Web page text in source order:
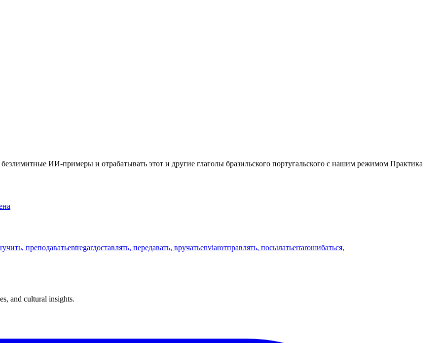
ИИ-примеры и отрабатывать этот и другие глаголы бразильского португальского с нашим режимом Практика
учить, преподаватьentregarдоставлять, передавать, вручатьenviarотправлять, посылатьerrarошибаться,
and cultural insights.